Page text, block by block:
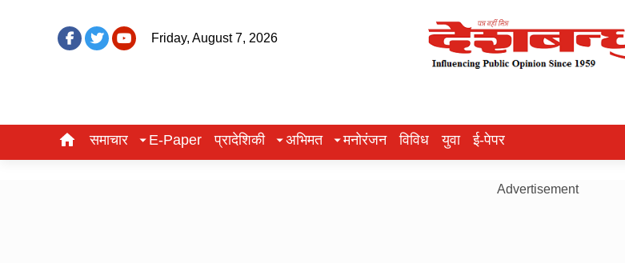
Friday, August 7, 2026
समाचार E-Paper प्रादेशिकी अभिमत मनोरंजन विविध युवा ई-पेपर
Advertisement